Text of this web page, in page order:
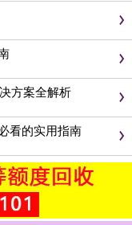
方案全解析
看的实用指南